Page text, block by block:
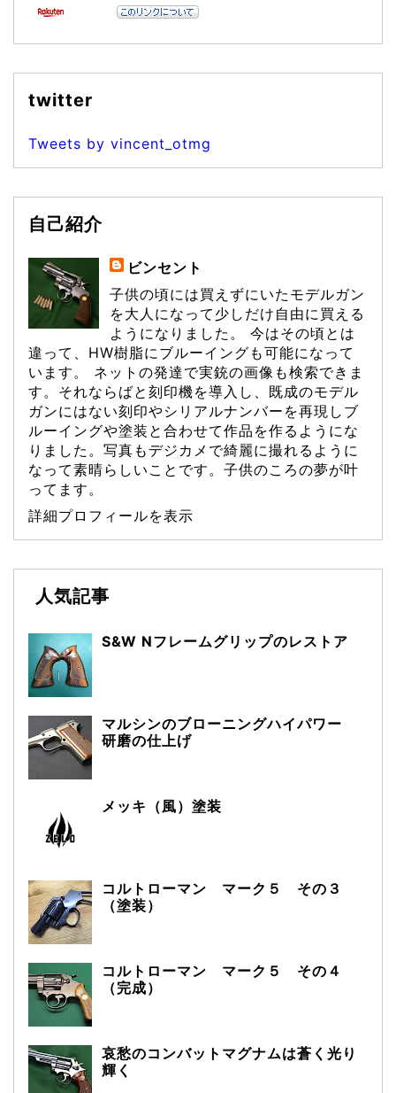
twitter
Tweets by vincent_otmg
自己紹介
ビンセント
子供の頃には買えずにいたモデルガン
を大人になって少しだけ自由に買える
ようになりました。 今はその頃とは
違って、HW樹脂にブルーイングも可能になって
います。 ネットの発達で実銃の画像も検索できま
す。それならばと刻印機を導入し、既成のモデル
ガンにはない刻印やシリアルナンバーを再現しブ
ルーイングや塗装と合わせて作品を作るようにな
りました。写真もデジカメで綺麗に撮れるように
なって素晴らしいことです。子供のころの夢が叶
ってます。
詳細プロフィールを表示
人気記事
S&W Nフレームグリップのレストア
マルシンのブローニングハイパワー
研磨の仕上げ
メッキ（風）塗装
コルトローマン マーク５ その３
（塗装）
コルトローマン マーク５ その４
（完成）
哀愁のコンバットマグナムは蒼く光り
輝く